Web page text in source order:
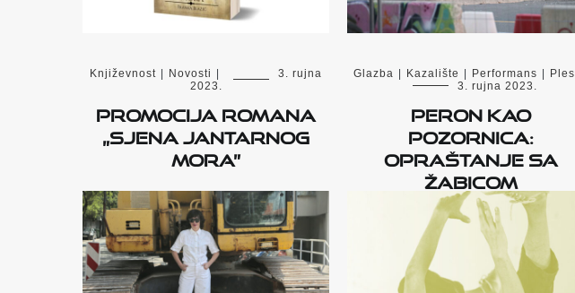
Književnost | Novosti |
3. rujna
2023.
Promocija romana
„Sjena Jantarnog
mora”
Glazba | Kazalište | Performans | Ples
3. rujna 2023.
Peron kao
pozornica:
opraštanje sa
Žabicom